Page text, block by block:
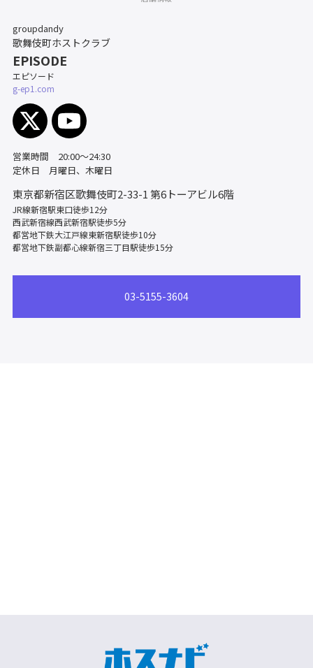
groupdandy
歌舞伎町ホストクラブ
EPISODE
エピソード
g-ep1.com
営業時間 20:00～24:30
定休日 月曜日、木曜日
東京都新宿区歌舞伎町2-33-1 第6トーアビル6階
JR線新宿駅東口徒歩12分
西武新宿線西武新宿駅徒歩5分
都営地下鉄大江戸線東新宿駅徒歩10分
都営地下鉄副都心線新宿三丁目駅徒歩15分
03-5155-3604